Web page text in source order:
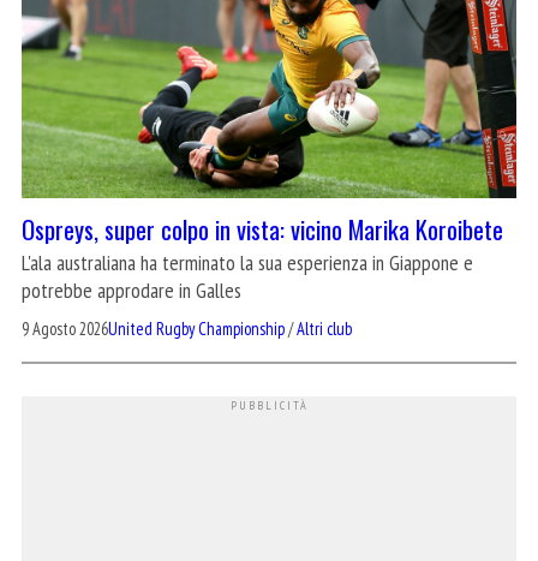
Ospreys, super colpo in vista: vicino Marika Koroibete
L'ala australiana ha terminato la sua esperienza in Giappone e
potrebbe approdare in Galles
9 Agosto 2026United Rugby Championship/Altri club